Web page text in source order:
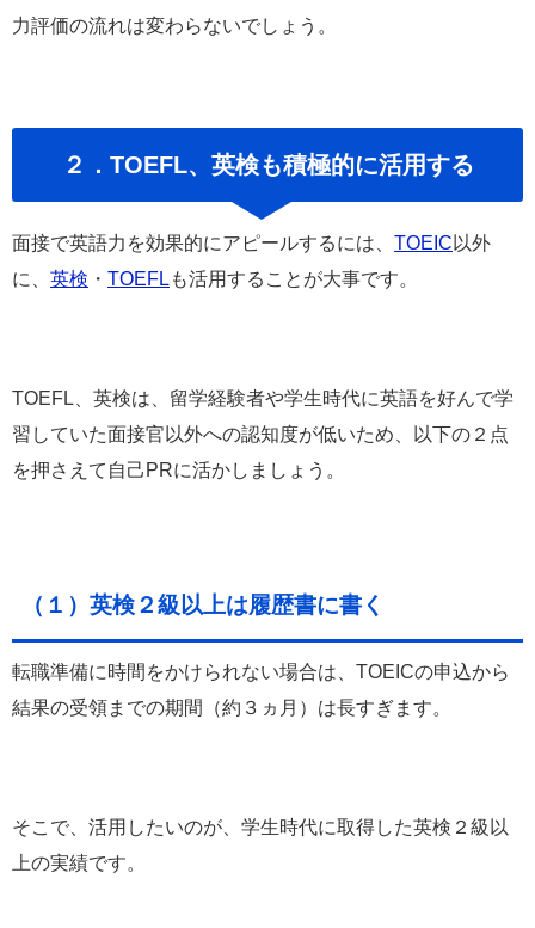
力評価の流れは変わらないでしょう。
２．TOEFL、英検も積極的に活用する
面接で英語力を効果的にアピールするには、 TOEIC 以外
に、 英検 ・ TOEFL も活用することが大事です。
TOEFL、英検は、留学経験者や学生時代に英語を好んで学
習していた面接官以外への認知度が低いため、以下の２点
を押さえて自己PRに活かしましょう。
（１）英検２級以上は履歴書に書く
転職準備に時間をかけられない場合は、TOEICの申込から
結果の受領までの期間（約３ヵ月）は長すぎます。
そこで、活用したいのが、 学生時代に取得した英検２級以
上の実績です。